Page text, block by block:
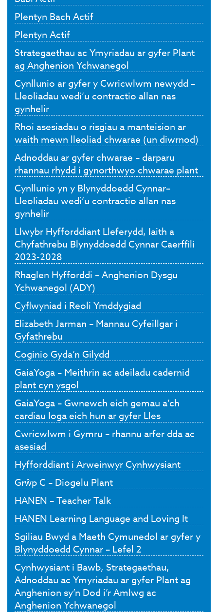
Plentyn Bach Actif
Plentyn Actif
Strategaethau ac Ymyriadau ar gyfer Plant
ag Anghenion Ychwanegol
Cynllunio ar gyfer y Cwricwlwm newydd –
Lleoliadau wedi’u contractio allan nas
gynhelir
Rhoi asesiadau o risgiau a manteision ar
waith mewn lleoliad chwarae (un diwrnod)
Adnoddau ar gyfer chwarae – darparu
rhannau rhydd i gynorthwyo chwarae plant
Cynllunio yn y Blynyddoedd Cynnar–
Lleoliadau wedi’u contractio allan nas
gynhelir
Llwybr Hyfforddiant Lleferydd, Iaith a
Chyfathrebu Blynyddoedd Cynnar Caerffili
2023-2028
Rhaglen Hyfforddi – Anghenion Dysgu
Ychwanegol (ADY)
Cyflwyniad i Reoli Ymddygiad
Elizabeth Jarman – Mannau Cyfeillgar i
Gyfathrebu
Coginio Gyda’n Gilydd
GaiaYoga – Meithrin ac adeiladu cadernid
plant cyn ysgol
GaiaYoga – Gwnewch eich gemau a’ch
cardiau Ioga eich hun ar gyfer Lles
Cwricwlwm i Gymru – rhannu arfer dda ac
asesiad
Hyfforddiant i Arweinwyr Cynhwysiant
Grŵp C – Diogelu Plant
HANEN – Teacher Talk
HANEN Learning Language and Loving It
Sgiliau Bwyd a Maeth Cymunedol ar gyfer y
Blynyddoedd Cynnar – Lefel 2
Cynhwysiant i Bawb, Strategaethau,
Adnoddau ac Ymyriadau ar gyfer Plant ag
Anghenion sy’n Dod i’r Amlwg ac
Anghenion Ychwanegol